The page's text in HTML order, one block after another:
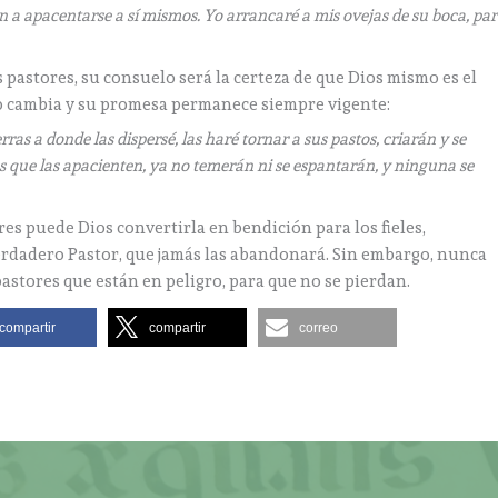
apacentarse a sí mismos. Yo arrancaré a mis ovejas de su boca,
su consuelo será la certeza de que Dios mismo es el
y su promesa permanece siempre vigente:
a donde las dispersé, las haré tornar a sus pastos, criarán y se
las apacienten, ya no temerán ni se espantarán, y ninguna se
puede Dios convertirla en bendición para los fieles,
Pastor, que jamás las abandonará. Sin embargo, nunca
que están en peligro, para que no se pierdan.
compartir compartir correo